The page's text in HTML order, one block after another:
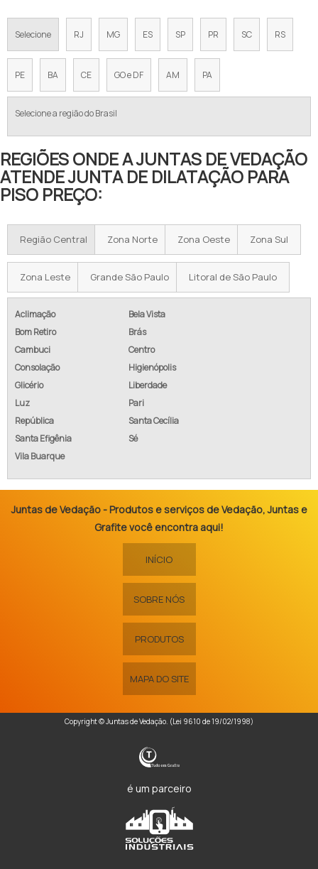
Selecione RJ MG ES SP PR SC RS
PE BA CE GO e DF AM PA
Selecione a região do Brasil
REGIÕES ONDE A JUNTAS DE VEDAÇÃO
ATENDE JUNTA DE DILATAÇÃO PARA
PISO PREÇO:
Região Central Zona Norte Zona Oeste Zona Sul
Zona Leste Grande São Paulo Litoral de São Paulo
Aclimação
Bela Vista
Bom Retiro
Brás
Cambuci
Centro
Consolação
Higienópolis
Glicério
Liberdade
Luz
Pari
República
Santa Cecília
Santa Efigênia
Sé
Vila Buarque
Juntas de Vedação - Produtos e serviços de Vedação, Juntas e
Grafite você encontra aqui!
INÍCIO
SOBRE NÓS
PRODUTOS
MAPA DO SITE
Copyright © Juntas de Vedação. (Lei 9610 de 19/02/1998)
é um parceiro